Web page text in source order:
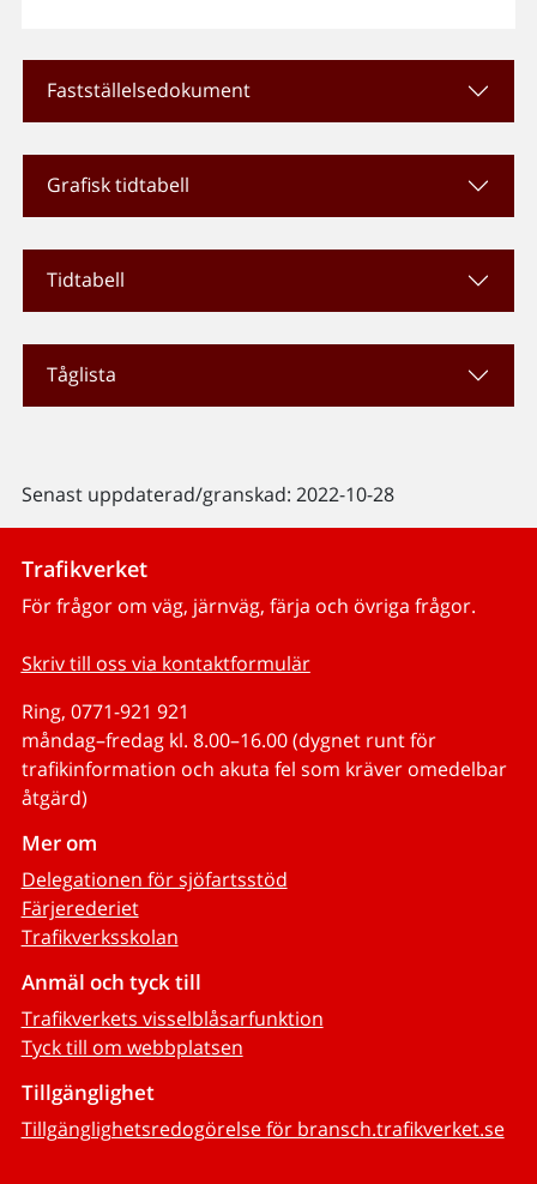
Fastställelsedokument
Grafisk tidtabell
Tidtabell
Tåglista
Senast uppdaterad/granskad: 2022-10-28
Trafikverket
För frågor om väg, järnväg, färja och övriga frågor.
Skriv till oss via kontaktformulär
Ring, 0771-921 921
måndag–fredag kl. 8.00–16.00 (dygnet runt för
trafikinformation och akuta fel som kräver omedelbar
åtgärd)
Mer om
Delegationen för sjöfartsstöd
Färjerederiet
Trafikverksskolan
Anmäl och tyck till
Trafikverkets visselblåsarfunktion
Tyck till om webbplatsen
Tillgänglighet
Tillgänglighetsredogörelse för bransch.trafikverket.se